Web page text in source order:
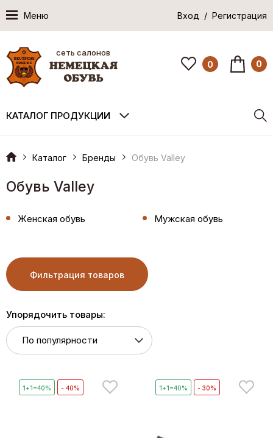
Меню Вход / Регистрация
сеть салонов
0 0
КАТАЛОГ ПРОДУКЦИИ
Каталог Бренды Обувь Valley
Обувь Valley
Женская обувь Мужская обувь
Фильтрация товаров
Упорядочить товары:
1+1=40% - 40% 1+1=40% - 30%